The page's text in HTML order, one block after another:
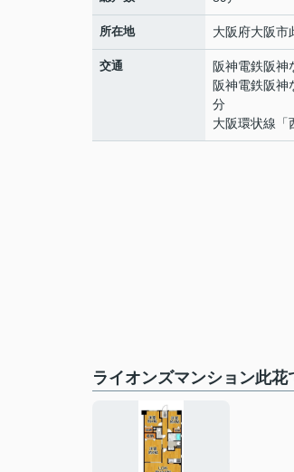
所在地 大阪府大阪市
交通 阪神電鉄阪神
阪神電鉄阪神
分
大阪環状線 「
ライオンズマンション此花